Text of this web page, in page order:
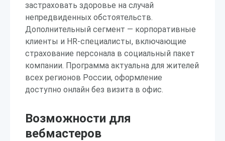
застраховать здоровье на случай
непредвиденных обстоятельств.
Дополнительный сегмент — корпоративные
клиенты и HR-специалисты, включающие
страхование персонала в социальный пакет
компании. Программа актуальна для жителей
всех регионов России, оформление
доступно онлайн без визита в офис.
Возможности для
вебмастеров